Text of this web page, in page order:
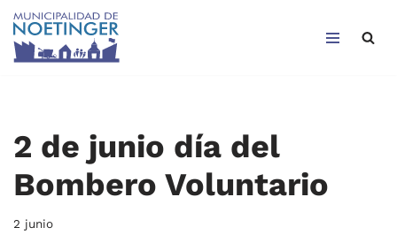
Saltar
2 de junio día del
Bombero Voluntario
2 junio